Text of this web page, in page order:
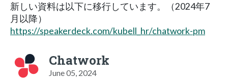
新しい資料は以下に移行しています。（2024年7
月以降）
https://speakerdeck.com/kubell_hr/chatwork-pm
Chatwork
June 05, 2024